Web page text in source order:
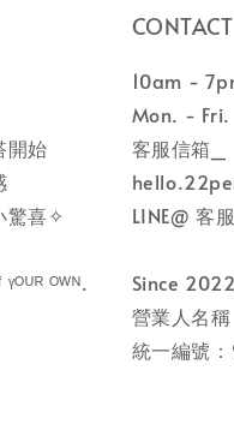
開始
驚喜✧
ᵞᴼᵁᴿ ᴼᵂᴺ.
10am -
Mon. - Fri.
客服信箱_
LINE@ 客
Since 2022
營業人名
統一編號